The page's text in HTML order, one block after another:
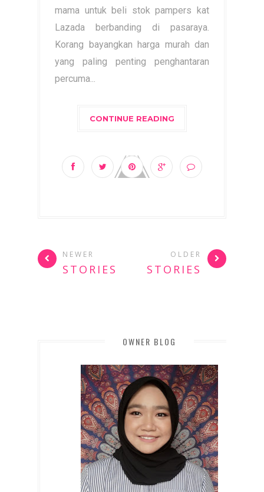
mama untuk beli stok pampers kat
Lazada berbanding di pasaraya.
Korang bayangkan harga murah dan
yang paling penting penghantaran
percuma...
CONTINUE READING
NEWER
STORIES
OLDER
STORIES
OWNER BLOG